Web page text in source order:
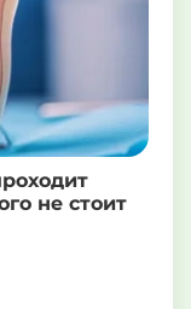
не стоит